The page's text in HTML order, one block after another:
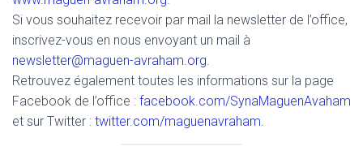
Si vous souhaitez recevoir par mail la newsletter de l’office,
inscrivez-vous en nous envoyant un mail à
newsletter@maguen-avraham.org.
Retrouvez également toutes les informations sur la page
Facebook de l’office : facebook.com/SynaMaguenAvaham
et sur Twitter : twitter.com/maguenavraham.